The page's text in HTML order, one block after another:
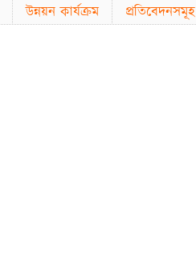
উন্নয়ন কার্যক্রম প্রতিবেদনসমূহ